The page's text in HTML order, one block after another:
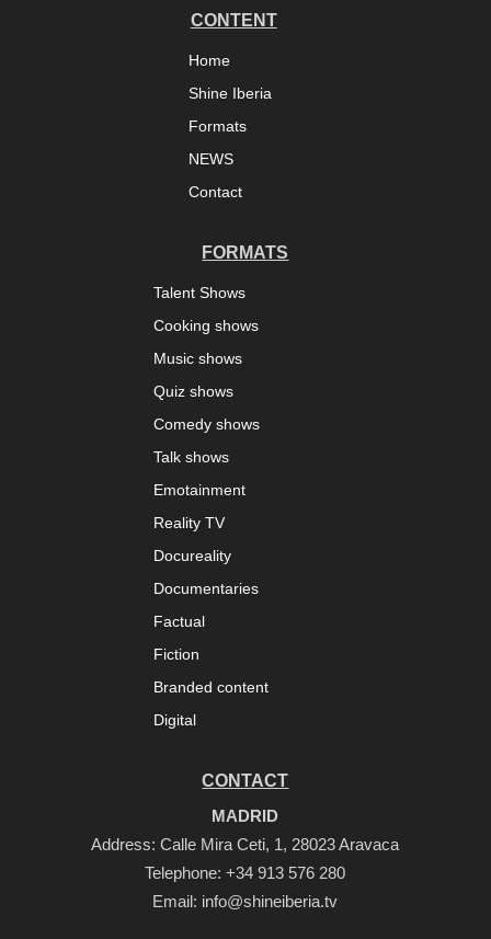
CONTENT
Home
Shine Iberia
Formats
NEWS
Contact
FORMATS
Talent Shows
Cooking shows
Music shows
Quiz shows
Comedy shows
Talk shows
Emotainment
Reality TV
Docureality
Documentaries
Factual
Fiction
Branded content
Digital
CONTACT
MADRID
Address: Calle Mira Ceti, 1, 28023 Aravaca
Telephone:+34 913 576 280
Email: info@shineiberia.tv